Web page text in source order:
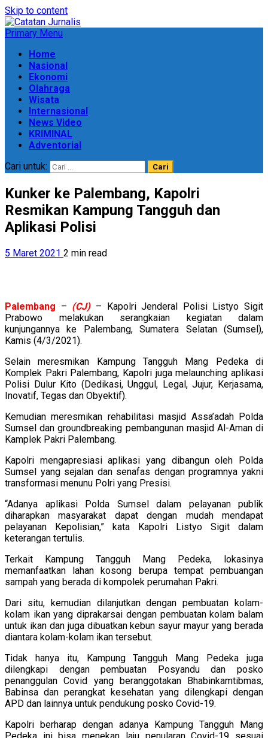
Skip to content
Primary Menu
Home
Nasional
Ekonomi
Olahraga
Wisata
Internasional
News Video
KRIMINAL
Adventorial
Cari untuk:
Kunker ke Palembang, Kapolri
Resmikan Kampung Tangguh dan
Aplikasi Polisi
5 Maret 2021 2 min read
Palembang – (CJ)– Kapolri Jenderal Polisi Listyo Sigit
Prabowo melakukan serangkaian kegiatan dalam
kunjungannya ke Palembang, Sumatera Selatan (Sumsel),
Kamis (4/3/2021).
Selain meresmikan Kampung Tangguh Mang Pedeka di
Komplek Pakri Palembang, Kapolri juga melaunching aplikasi
Polisi Dulur Kito (Dedikasi, Unggul, Legal, Jujur, Kerjasama,
Inovatif, Tegas dan Obyektif).
Kemudian meresmikan rehabilitasi masjid Assa’adah Polda
Sumsel dan groundbreaking pembangunan masjid Al-Aman di
Kamplek Pakri Palembang.
Kapolri mengapresiasi aplikasi yang dibangun oleh Polda
Sumsel yang sejalan dan senafas dengan programnya yakni
transformasi menunu Polri yang Presisi.
“Adanya aplikasi Polda Sumsel dalam pelayanan publik
diharapkan masyarakat dapat dengan mudah mendapat
pelayanan Kepolisian,” kata Kapolri Listyo Sigit dalam
keterangan tertulis.
Terkait Kampung Tangguh Mang Pedeka, lokasinya
memanfaatkan lahan kosong berupa tempat pembuangan
sampah yang berada di kompolek perumahan Pakri.
Dari situ, kemudian dilanjutkan dengan pembuatan kolam-
kolam ikan yang diprakarsai dengan pembuatan kolam balam
untuk ikan dan juga dibuatkan kebun sayur mayur yang berada
diantara kolam-kolam ikan tersebut.
Tidak hanya itu, Kampung Tangguh Mang Pedeka juga
dilengkapi dengan pembuatan Posyandu dan posko
penanggulan Covid yang beranggotakan Bhabinkamtibmas,
Babinsa dan perangkat kesehatan yang dilengkapi dengan
APD dan lainnya untuk pendukung posko Covid-19.
Kapolri berharap dengan adanya Kampung Tangguh Mang